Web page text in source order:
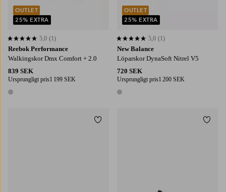
Reebok Performance
Walkingskor Dmx Comfort + 2.0
839 SEK
Ursprungligt pris1 199 SEK
1 färg
5,0 baserat på 1 st betyg
5,0 (1)
OUTLET
25% EXTRA
New Balance
Löparskor DynaSoft Nitrel V5
720 SEK
Ursprungligt pris1 200 SEK
1 färg
5,0 baserat på 1 st betyg
5,0 (1)
OUTLET
25% EXTRA
Lägg till i favoriter